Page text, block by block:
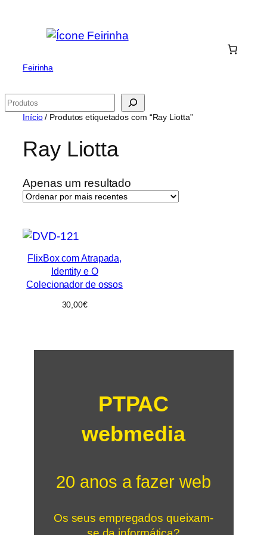
Feirinha
Pesquisar
Início/ Produtos etiquetados com “Ray Liotta”
Ray Liotta
Apenas um resultado
FlixBox com Atrapada,
Identity e O
Colecionador de ossos
30,00€
PTPAC
webmedia
20 anos a fazer web
Os seus empregados queixam-